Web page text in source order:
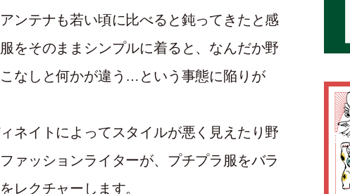
ンテナも若い頃に比べると鈍ってきたと感
をそのままシンプルに着ると、なんだか野
なしと何かが違う…という事態に陥りが
ネイトによってスタイルが悪く見えたり野
ァッションライターが、プチプラ服をバラ
レクチャーします。